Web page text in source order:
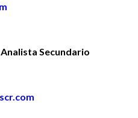
Secundario